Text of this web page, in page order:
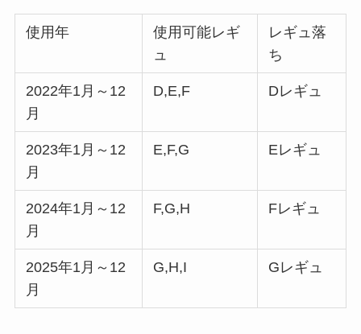
使用年
使用可能レギ
ュ
レギュ落
ち
2022年1月～12
月
D,E,F Dレギュ
2023年1月～12
月
E,F,G Eレギュ
2024年1月～12
月
F,G,H Fレギュ
2025年1月～12
月
G,H,I Gレギュ